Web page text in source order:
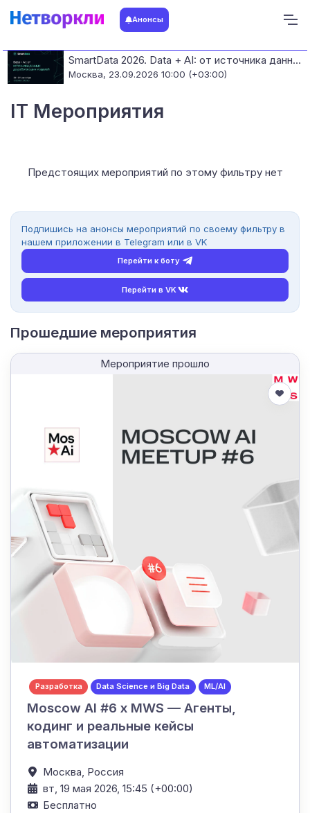
Анонсы
SmartData 2026. Data + AI: от источника данных до работающих моделей
Москва, 23.09.2026 10:00 (+03:00)
IT Мероприятия
Предстоящих мероприятий по этому фильтру нет
Подпишись на анонсы мероприятий по своему фильтру в
нашем приложении в Telegram или в VK
Перейти к боту
Перейти в VK
Прошедшие мероприятия
Мероприятие прошло
Разработка Data Science и Big Data ML/AI
Moscow AI #6 x MWS — Агенты,
кодинг и реальные кейсы
автоматизации
Москва, Россия
вт, 19 мая 2026, 15:45 (+00:00)
Бесплатно